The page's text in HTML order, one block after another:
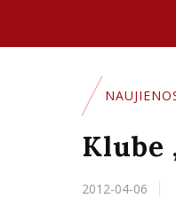
Klube
2012-04-06